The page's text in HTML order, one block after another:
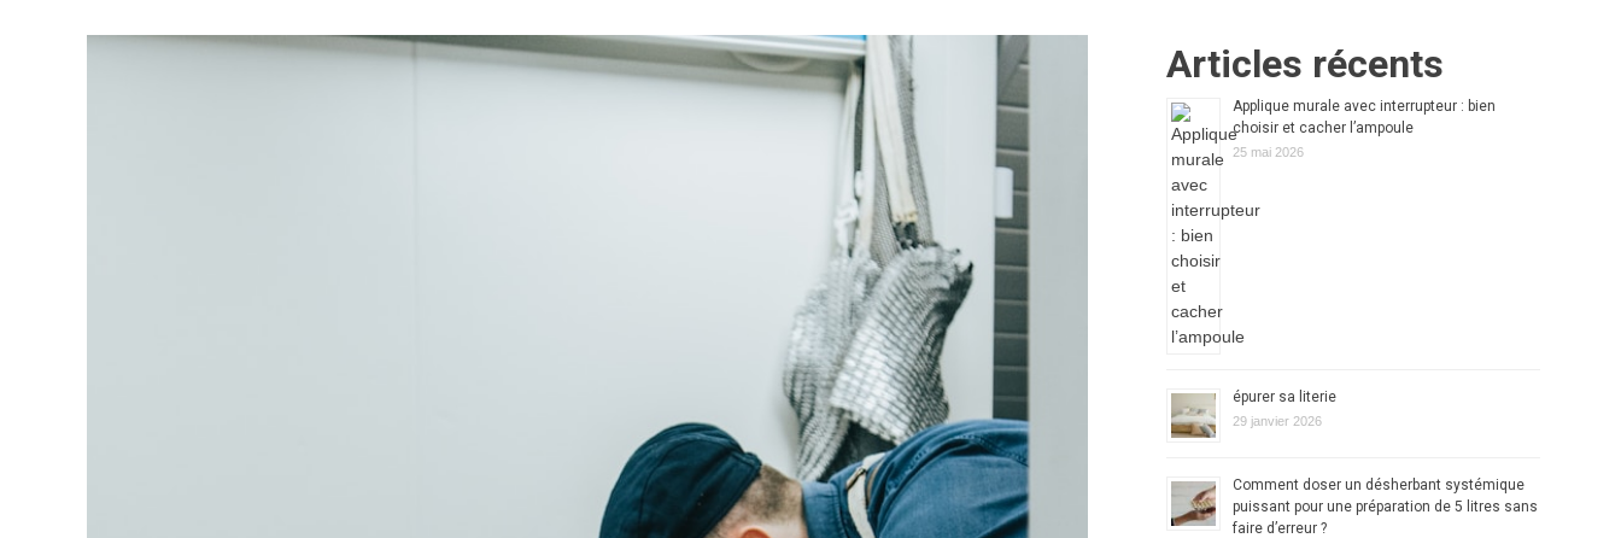
Articles récents
Applique murale avec interrupteur : bien
choisir et cacher l’ampoule
25 mai 2026
épurer sa literie
29 janvier 2026
Comment doser un désherbant systémique
puissant pour une préparation de 5 litres sans
faire d’erreur ?